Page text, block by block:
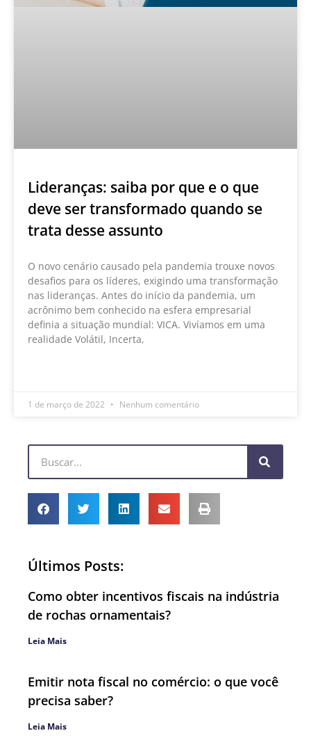
Lideranças: saiba por que e o que
deve ser transformado quando se
trata desse assunto
O novo cenário causado pela pandemia trouxe novos
desafios para os líderes, exigindo uma transformação
nas lideranças. Antes do início da pandemia, um
acrônimo bem conhecido na esfera empresarial
definia a situação mundial: VICA. Vivíamos em uma
realidade Volátil, Incerta,
1 de março de 2022 Nenhum comentário
Últimos Posts:
Como obter incentivos fiscais na indústria
de rochas ornamentais?
Leia Mais
Emitir nota fiscal no comércio: o que você
precisa saber?
Leia Mais